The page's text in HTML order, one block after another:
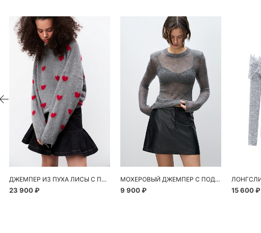
ДЖЕМПЕР ИЗ ПУХА ЛИСЫ С ПРИНТОМ В ВИДЕ СЕРДЕЧЕК
23 900 ₽
МОХЕРОВЫЙ ДЖЕМПЕР С ПОДПЛЕЧНИКАМИ
9 900 ₽ 15 600 ₽